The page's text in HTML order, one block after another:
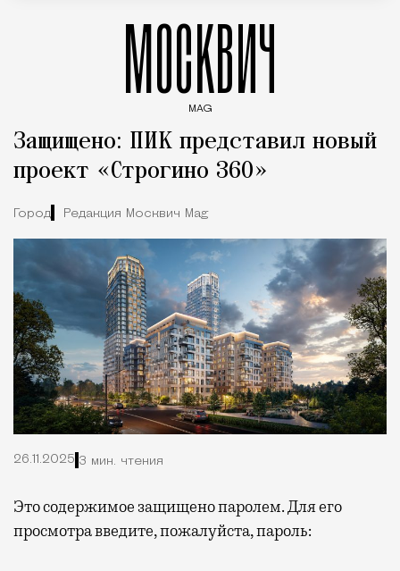
МОСКВИЧ
MAG
Защищено: ПИК представил новый
проект «Строгино 360»
Город Редакция Москвич Mag
26.11.2025 3 мин. чтения
Это содержимое защищено паролем. Для его
просмотра введите, пожалуйста, пароль: